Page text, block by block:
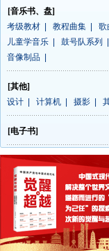
[音乐书、盘]
考级教材
教程曲集 歌
儿童学音乐
鼓号队系列
音像制品
[其他]
设计
计算机 摄影
[电子书]